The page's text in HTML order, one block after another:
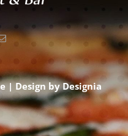
| Design byDesignia